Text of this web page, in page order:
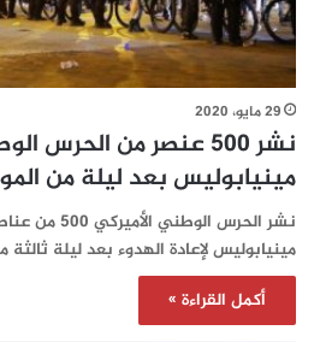
29 مايو، 2020
نشر 500 عنصر من
مينيابوليس بعد ليلة من
نشر الحرس
مينيابوليس لإعادة الهدوء بعد ليلة
أكمل القراءة »